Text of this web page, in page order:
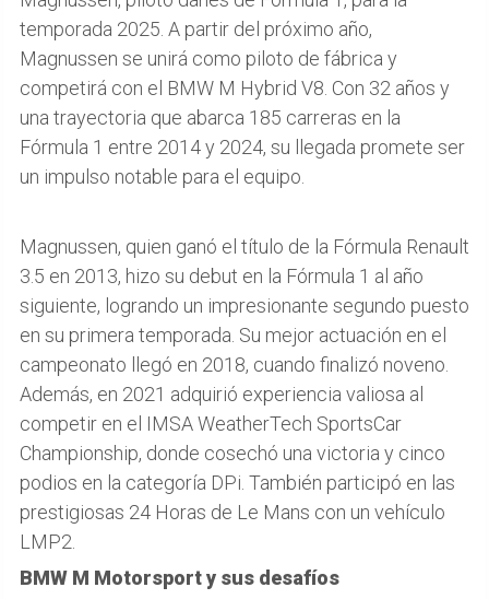
temporada 2025. A partir del próximo año,
Magnussen se unirá como piloto de fábrica y
competirá con el BMW M Hybrid V8. Con 32 años y
una trayectoria que abarca 185 carreras en la
Fórmula 1 entre 2014 y 2024, su llegada promete ser
un impulso notable para el equipo.
Magnussen, quien ganó el título de la Fórmula Renault
3.5 en 2013, hizo su debut en la Fórmula 1 al año
siguiente, logrando un impresionante segundo puesto
en su primera temporada. Su mejor actuación en el
campeonato llegó en 2018, cuando finalizó noveno.
Además, en 2021 adquirió experiencia valiosa al
competir en el IMSA WeatherTech SportsCar
Championship, donde cosechó una victoria y cinco
podios en la categoría DPi. También participó en las
prestigiosas 24 Horas de Le Mans con un vehículo
LMP2.
BMW M Motorsport y sus desafíos